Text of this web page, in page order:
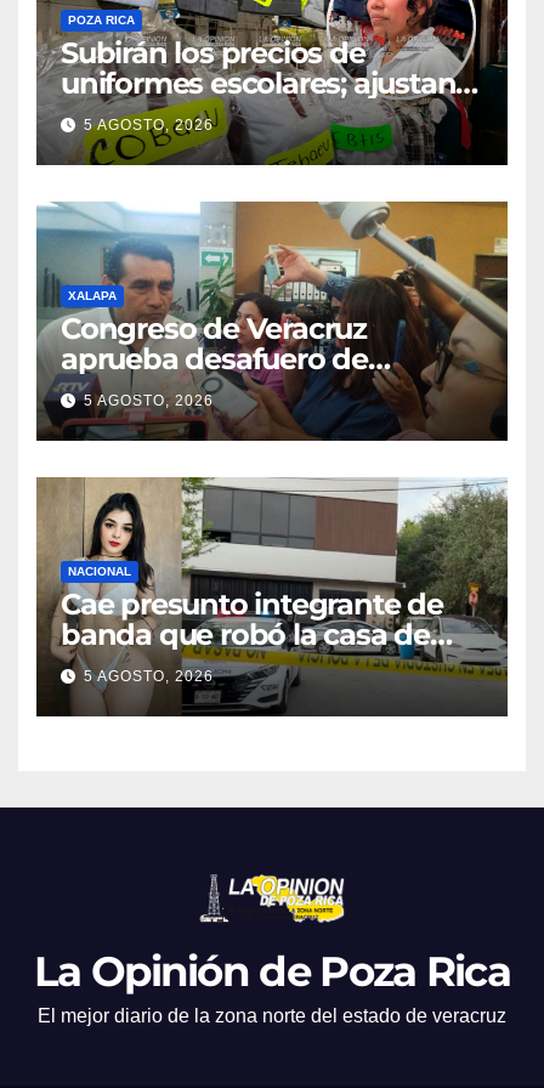
POZA RICA
Subirán los precios de
uniformes escolares; ajustan
promociones
5 AGOSTO, 2026
XALAPA
Congreso de Veracruz
aprueba desafuero de
alcaldes de Ixhuatlán del
Sureste y Úrsulo Galván
5 AGOSTO, 2026
NACIONAL
Cae presunto integrante de
banda que robó la casa de
Karely Ruiz
5 AGOSTO, 2026
La Opinión de Poza Rica
El mejor diario de la zona norte del estado de veracruz